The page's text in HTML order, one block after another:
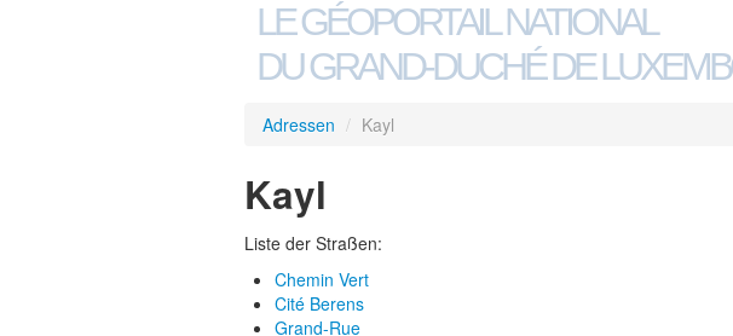
LE GÉOPORTAIL NATIONAL
DU GRAND-DUCHÉ DE
Adressen / Kayl
Kayl
Liste der Straßen:
Chemin Vert
Cité Berens
Grand-Rue